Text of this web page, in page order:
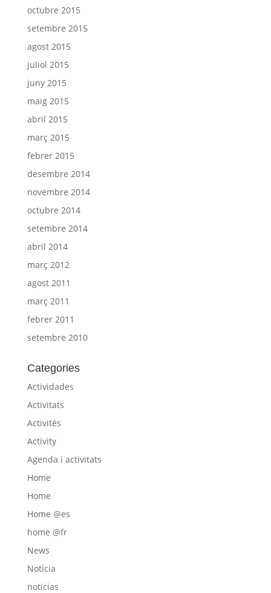
octubre 2015
setembre 2015
agost 2015
juliol 2015
juny 2015
maig 2015
abril 2015
març 2015
febrer 2015
desembre 2014
novembre 2014
octubre 2014
setembre 2014
abril 2014
març 2012
agost 2011
març 2011
febrer 2011
setembre 2010
Categories
Actividades
Activitats
Activités
Activity
Agenda i activitats
Home
Home
Home @es
home @fr
News
Noticia
noticias